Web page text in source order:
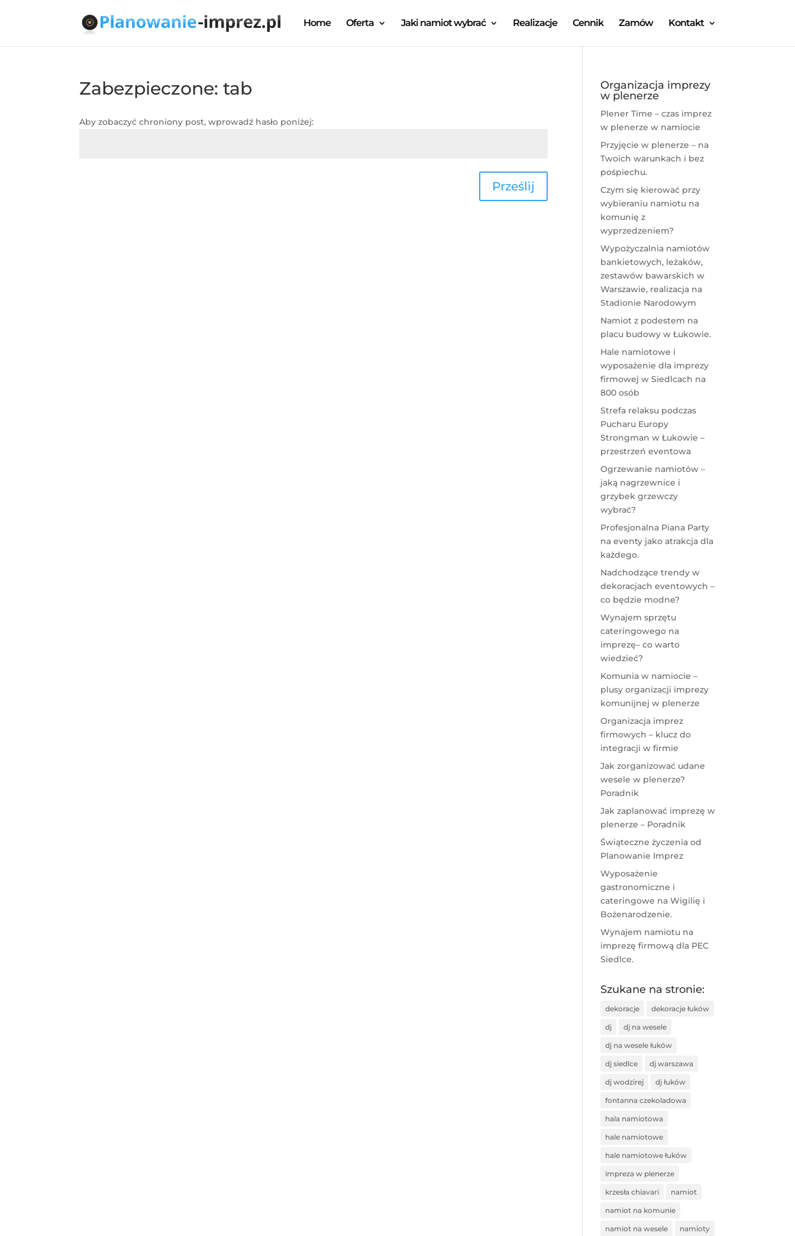
Home Oferta Jaki namiot wybrać Realizacje Cennik Zamów Kontakt
Zabezpieczone: tab
Aby zobaczyć chroniony post, wprowadź hasło poniżej:
Prześlij
Organizacja imprezy
w plenerze
Plener Time – czas imprez
w plenerze w namiocie
Przyjęcie w plenerze – na
Twoich warunkach i bez
pośpiechu.
Czym się kierować przy
wybieraniu namiotu na
komunię z
wyprzedzeniem?
Wypożyczalnia namiotów
bankietowych, leżaków,
zestawów bawarskich w
Warszawie, realizacja na
Stadionie Narodowym
Namiot z podestem na
placu budowy w Łukowie.
Hale namiotowe i
wyposażenie dla imprezy
firmowej w Siedlcach na
800 osób
Strefa relaksu podczas
Pucharu Europy
Strongman w Łukowie –
przestrzeń eventowa
Ogrzewanie namiotów –
jaką nagrzewnice i
grzybek grzewczy
wybrać?
Profesjonalna Piana Party
na eventy jako atrakcja dla
każdego.
Nadchodzące trendy w
dekoracjach eventowych –
co będzie modne?
Wynajem sprzętu
cateringowego na
imprezę– co warto
wiedzieć?
Komunia w namiocie –
plusy organizacji imprezy
komunijnej w plenerze
Organizacja imprez
firmowych – klucz do
integracji w firmie
Jak zorganizować udane
wesele w plenerze?
Poradnik
Jak zaplanować imprezę w
plenerze – Poradnik
Świąteczne życzenia od
Planowanie Imprez
Wyposażenie
gastronomiczne i
cateringowe na Wigilię i
Bożenarodzenie.
Wynajem namiotu na
imprezę firmową dla PEC
Siedlce.
Szukane na stronie:
dekoracje dekoracje łuków
dj dj na wesele
dj na wesele łuków
dj siedlce dj warszawa
dj wodzirej dj łuków
fontanna czekoladowa
hala namiotowa
hale namiotowe
hale namiotowe łuków
impreza w plenerze
krzesła chiavari namiot
namiot na komunie
namiot na wesele namioty